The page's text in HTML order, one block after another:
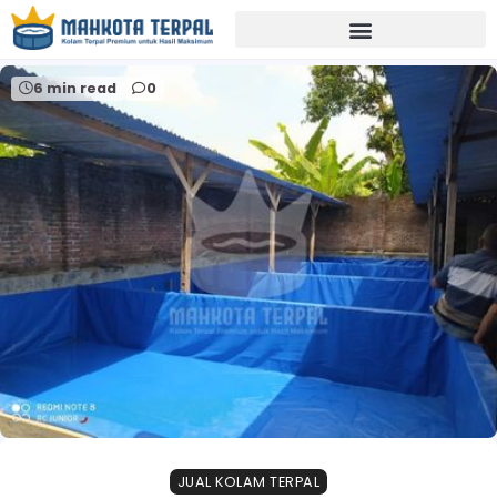
Home kolam terpal minimalis
6 min read 0
JUAL KOLAM TERPAL